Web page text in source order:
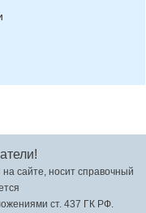
сайте, носит справочный
ст. 437 ГК РФ.